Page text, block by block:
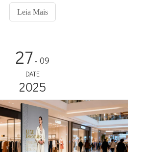
Leia Mais
27 - 09
DATE
2025